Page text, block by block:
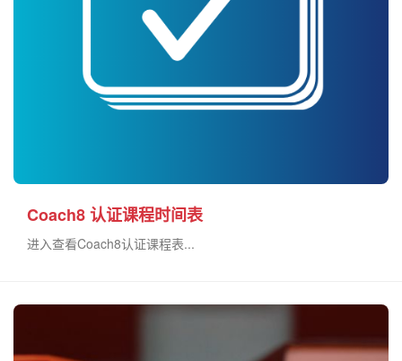
Coach8 认证课程时间表
进入查看Coach8认证课程表...